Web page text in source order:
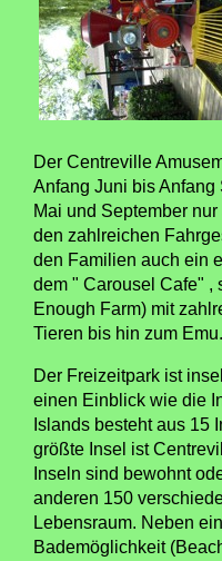
Der Centreville
Anfang Juni bis Anfang
Mai und September
den zahlreichen
den Familien auch ein
dem " Carousel Cafe" ,
Enough Farm) mit
Tieren bis hin zum Emu.
Der Freizeitpark ist
einen Einblick wie die
Islands besteht aus 15
größte Insel ist
Inseln sind bewohnt
anderen 150
Lebensraum. Neben
Bademöglichkeit